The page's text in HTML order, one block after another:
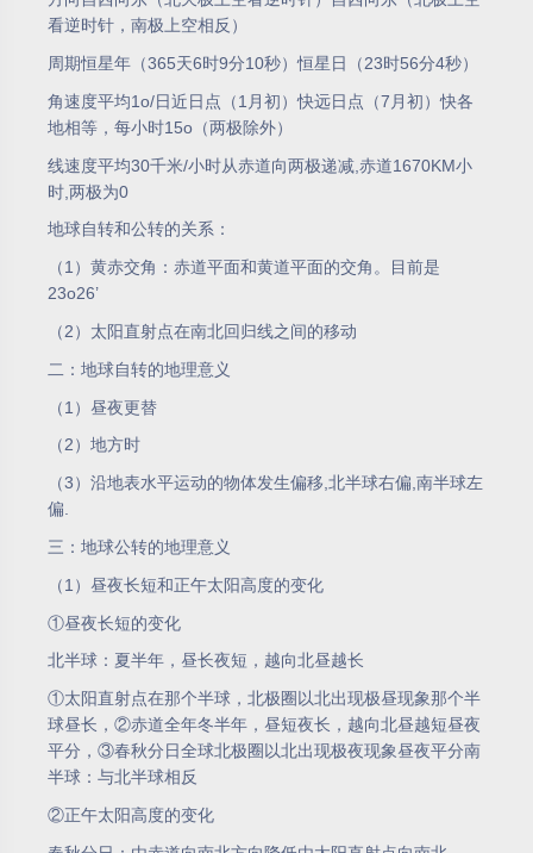
看逆时针，南极上空相反）
周期恒星年（365天6时9分10秒）恒星日（23时56分4秒）
角速度平均1o/日近日点（1月初）快远日点（7月初）快各
地相等，每小时15o（两极除外）
线速度平均30千米/小时从赤道向两极递减,赤道1670KM小
时,两极为0
地球自转和公转的关系：
（1）黄赤交角：赤道平面和黄道平面的交角。目前是
23o26’
（2）太阳直射点在南北回归线之间的移动
二：地球自转的地理意义
（1）昼夜更替
（2）地方时
（3）沿地表水平运动的物体发生偏移,北半球右偏,南半球左
偏.
三：地球公转的地理意义
（1）昼夜长短和正午太阳高度的变化
①昼夜长短的变化
北半球：夏半年，昼长夜短，越向北昼越长
①太阳直射点在那个半球，北极圈以北出现极昼现象那个半
球昼长，②赤道全年冬半年，昼短夜长，越向北昼越短昼夜
平分，③春秋分日全球北极圈以北出现极夜现象昼夜平分南
半球：与北半球相反
②正午太阳高度的变化